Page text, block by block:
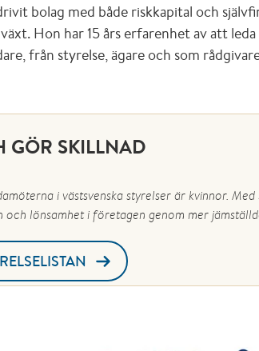
bolag med både riskkapital och
Hon har 15 års erfarenhet av att leda
från styrelse, ägare och som
GÖR SKILLNAD
i västsvenska styrelser är kvinnor.
lönsamhet i företagen genom mer